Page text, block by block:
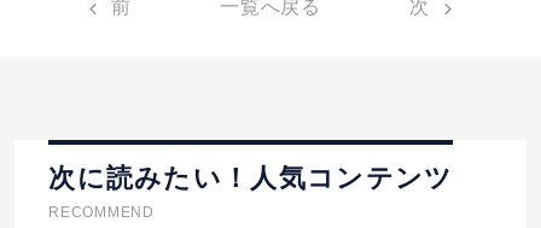
前 一覧へ戻る 次
次に読みたい！人気コンテンツ
RECOMMEND